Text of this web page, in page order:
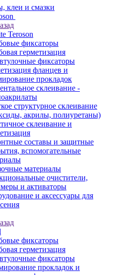
клеи и смазки
Teroson
фиксаторы
герметизация
фиксаторы
фланцев и
прокладок
склеивание -
структурное склеивание
акрилы, полиуретаны)
склеивание и
составы и защитные
вспомогательные
материалы
очистители,
и активаторы
и аксессуары для
фиксаторы
герметизация
фиксаторы
прокладок и